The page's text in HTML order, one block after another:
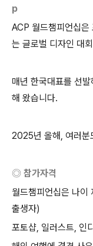
p
ACP 월드챔피언십은
는 글로벌 디자인 대
매년 한국대표를 선
해 왔습니다.
2025년 올해, 여러분
◎ 참가자격
월드챔피언십은 나이
출생자)
포토샵, 일러스트, 인